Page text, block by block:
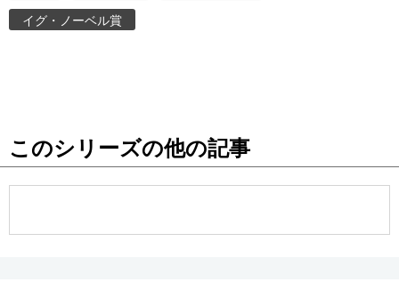
イグ・ノーベル賞
このシリーズの他の記事